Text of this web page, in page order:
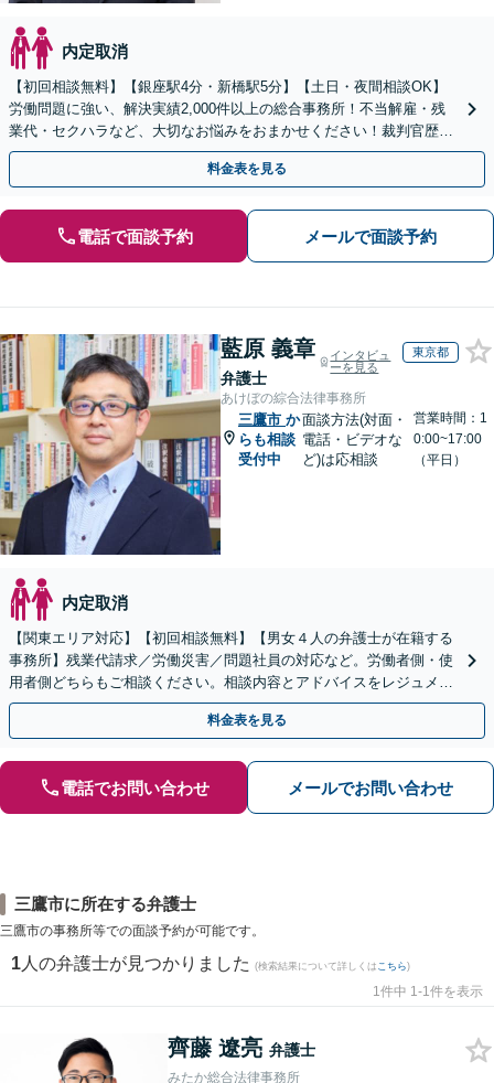
内定取消
【初回相談無料】【銀座駅4分・新橋駅5分】【土日・夜間相談OK】
労働問題に強い、解決実績2,000件以上の総合事務所！不当解雇・残
業代・セクハラなど、大切なお悩みをおまかせください！裁判官歴35
年のベテラン弁護士在籍！
料金表を見る
電話で面談予約 メールで面談予約
藍原 義章
弁護士
インタビュ
ーを見る
東京都
あけぼの綜合法律事務所
三鷹市 か
らも相談
受付中
面談方法(対面・
電話・ビデオな
ど)は応相談
営業時間：1
0:00~17:00
（平日）
内定取消
【関東エリア対応】【初回相談無料】【男女４人の弁護士が在籍する
事務所】残業代請求／労働災害／問題社員の対応など。労働者側・使
用者側どちらもご相談ください。相談内容とアドバイスをレジュメに
してお渡ししします【弁護士歴15年以上】
料金表を見る
電話でお問い合わせ メールでお問い合わせ
三鷹市に所在する弁護士
三鷹市の事務所等での面談予約が可能です。
1 人の弁護士が見つかりました (検索結果について詳しくは こちら)
1件中 1-1件を表示
齊藤 遼亮 弁護士
みたか総合法律事務所